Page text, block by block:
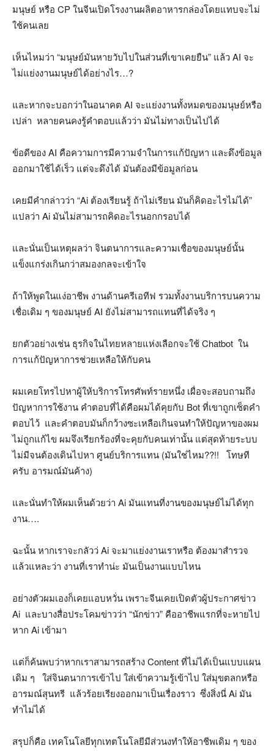
มนุษย์ หรือ CP ในจีนเปิดโรงงานผลิตอาหารกล่องโดยแทบจะไม่
ใช้คนเลย
เห็นไหมว่า “มนุษย์มันหายวับไปในส่วนที่เขาเคยยืน” แล้ว AI จะ
ไม่แย่งงานมนุษย์ได้อย่างไร…?
และหากจะบอกว่าในอนาคต AI จะแย่งงานทั้งหมดของมนุษย์หรือ
เปล่า หลายคนคงรู้คำตอบแล้วว่า มันไม่ทางเป็นไปได้
ข้อดีของ AI คือความการมีความจำในการแก้ปัญหา และดึงข้อมูล
ออกมาใช้ได้เร็ว แต่จะดึงได้ มันต้องมีข้อมูลก่อน
เคยมีคำกล่าวว่า “Ai ต้องเรียนรู้ ถ้าไม่เรียน มันก็คิดอะไรไม่ได้”
แปลว่า Ai มันไม่สามารถคิดอะไรนอกกรอบได้
และนั่นเป็นเหตุผลว่า จินตนาการและความเชื่อของมนุษย์นั้น
แข็งแกร่งเกินกว่าสมองกลจะเข้าใจ
ถ้าให้พูดในแง่อาชีพ งานด้านครีเอทีฟ รวมทั้งงานบริการบนความ
เชื่อเดิม ๆ ของมนุษย์ AI ยังไม่สามารถแทนที่ได้จริง ๆ
ยกตัวอย่างเช่น ธุรกิจในไทยหลายแห่งเลือกจะใช้ Chatbot ใน
การแก้ปัญหาการช่วยเหลือให้กับคน
ผมเคยโทรไปหาผู้ให้บริการโทรศัพท์รายหนึ่ง เผื่อจะสอบถามถึง
ปัญหาการใช้งาน คำตอบที่ได้คือผมได้คุยกับ Bot ที่เขาถูกเซ็ตคำ
ตอบไว้ และคำตอบมันก็กว้างซะเหลือเกินจนทำให้ปัญหาของผม
ไม่ถูกแก้ไข ผมจึงเรียกร้องที่จะคุยกับคนเท่านั้น แต่สุดท้ายระบบ
ไม่มีจนต้องเดินไปหา ศูนย์บริการแทน (มันใช่ไหม??!! โทษที
ครับ อารมณ์มันค้าง)
และนั่นทำให้ผมเห็นด้วยว่า Ai มันแทนที่งานของมนุษย์ไม่ได้ทุก
งาน….
ฉะนั้น หากเราจะกลัวว่ Ai จะมาแย่งงานเราหรือ ต้องมาสำรวจ
แล้วแหละว่า งานที่เราทำน่ะ มันเป็นงานแบบไหน
อย่างตัวผมเองก็เคยแอบหวั่น เพราะจีนเคยเปิดตัวผู้ประกาศข่าว
Ai และบางสื่อประโคมข่าวว่า “นักข่าว” คืออาชีพแรกที่จะหายไป
หาก Ai เข้ามา
แต่ก็ค้นพบว่าหากเราสามารถสร้าง Content ที่ไม่ได้เป็นแบบแผน
เดิม ๆ ใส่จินตนาการเข้าไป ใส่เข้าความรู้เข้าไป ใส่มุขตลกหรือ
อารมณ์สุนทรี แล้วร้อยเรียงออกมาเป็นเรื่องราว ซึ่งสิ่งนี่ Ai มัน
ทำไม่ได้
สรุปก็คือ เทคโนโลยีทุกเทตโนโลยีมีส่วนงทำให้อาชีพเดิม ๆ ของ